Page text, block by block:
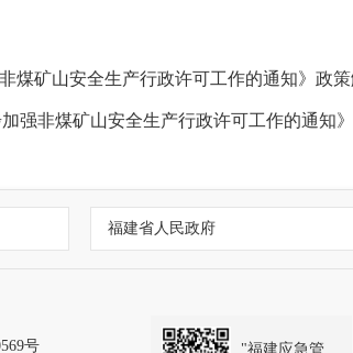
煤矿山安全生产行政许可工作的通知》政
强非煤矿山安全生产行政许可工作的通知》
福建省人民政府
号 "福建应急管